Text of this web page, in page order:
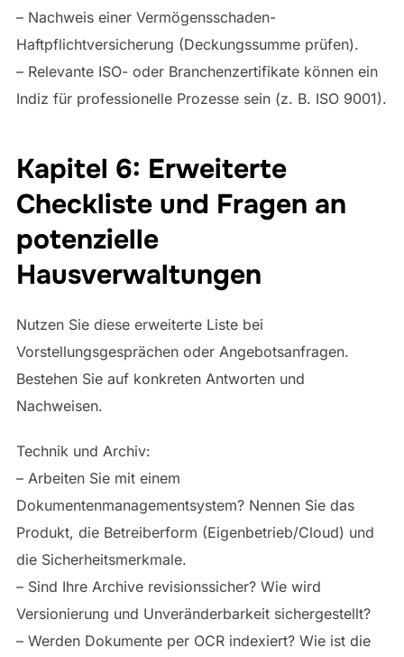
– Nachweis einer Vermögensschaden-
Haftpflichtversicherung (Deckungssumme prüfen).
– Relevante ISO- oder Branchenzertifikate können ein
Indiz für professionelle Prozesse sein (z. B. ISO 9001).
Kapitel 6: Erweiterte
Checkliste und Fragen an
potenzielle
Hausverwaltungen
Nutzen Sie diese erweiterte Liste bei
Vorstellungsgesprächen oder Angebotsanfragen.
Bestehen Sie auf konkreten Antworten und
Nachweisen.
Technik und Archiv:
– Arbeiten Sie mit einem
Dokumentenmanagementsystem? Nennen Sie das
Produkt, die Betreiberform (Eigenbetrieb/Cloud) und
die Sicherheitsmerkmale.
– Sind Ihre Archive revisionssicher? Wie wird
Versionierung und Unveränderbarkeit sichergestellt?
– Werden Dokumente per OCR indexiert? Wie ist die